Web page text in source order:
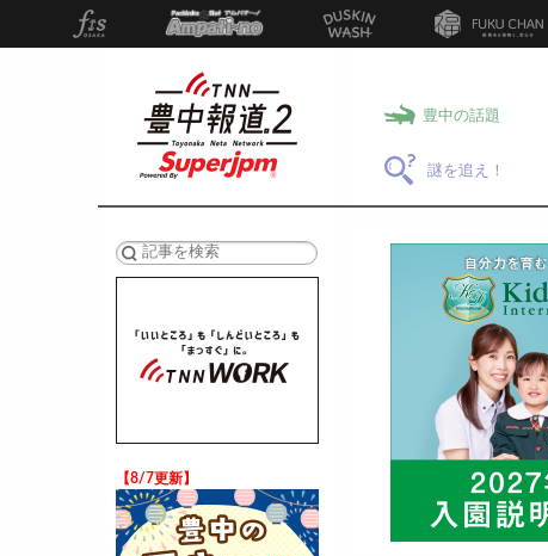
豊中の話題
謎を追え！
【8/7更新】